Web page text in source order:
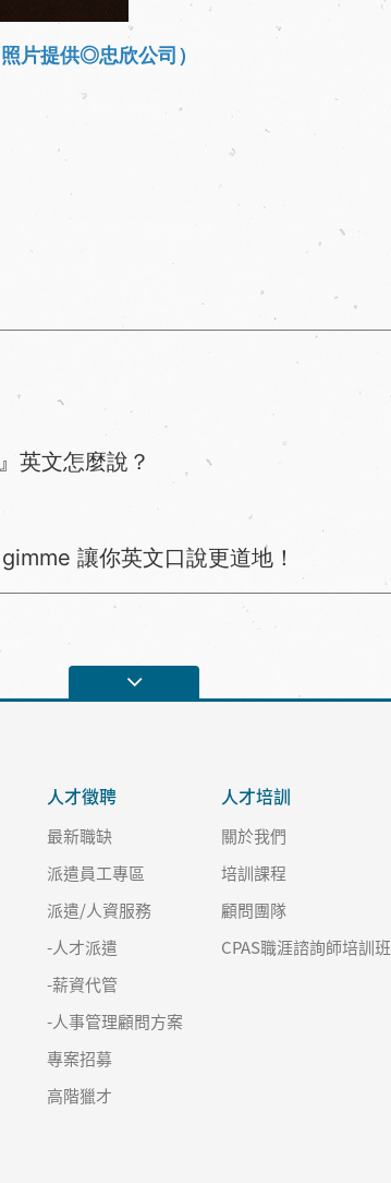
片提供◎忠欣公司）
英文怎麼說？
讓你英文口說更道地！
人才徵聘
最新職缺
派遣員工專區
派遣/人資服務
-人才派遣
-薪資代管
-人事管理顧問方案
專案招募
高階獵才
人才培訓
關於我們
培訓課程
顧問團隊
CPAS職涯諮詢師培訓班